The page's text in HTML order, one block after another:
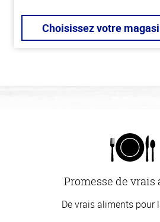
Choisissez votre
Promesse de
De vrais aliments pour